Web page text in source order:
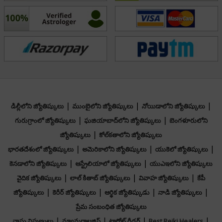
lives.
విద్య
Bachelor Of Arts from VBS University
Tarot Reading
Bనేపథ్యము
Certified Tarot Reader from Astro Genius
డిల్లీలోని జ్యోతిష్కులు| ముంబైలోని జ్యోతిష్కులు| నోయిడాలోని జ్యోతిష్కులు|
గురుగ్రాంలో జ్యోతిష్కులు| ఘజియాబాద్‌లోని జ్యోతిష్కులు| బెంగళూరులోని
జ్యోతిష్కులు | కోల్‌కతాలోని జ్యోతిష్కులు
భారతదేశంలో జ్యోతిష్కులు| అమెరికాలోని జ్యోతిష్కులు| యుకెలో జ్యోతిష్కులు|
కెనడాలోని జ్యోతిష్కులు | ఆస్ట్రేలియాలో జ్యోతిష్కులు | యుఎఇలోని జ్యోతిష్కులు
వైదిక జ్యోతిష్కులు | లాల్ కితాబ్ జ్యోతిష్కులు | వివాహ జ్యోతిష్కులు | కేపీ
జ్యోతిష్కులు | కెరీర్ జ్యోతిష్కులు | ఆర్థిక జ్యోతిష్కుడు | నాడి జ్యోతిష్కులు |
ప్రేమ సంబంధిత జ్యోతిష్కులు